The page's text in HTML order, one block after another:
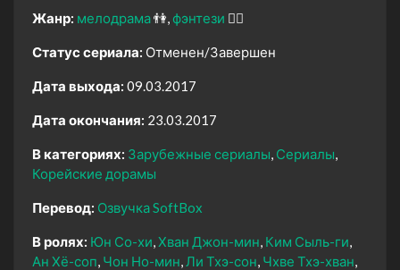
Жанр: мелодрама👫 фэнтези 🧝‍♂️
Статус сериала: Отменен/Завершен
Дата выхода: 09.03.2017
Дата окончания: 23.03.2017
В категориях: Зарубежные сериалы Сериалы
Корейские дорамы
Перевод: Озвучка SoftBox
В ролях: Юн Со-хи Хван Джон-мин Ким Сыль-ги
Ан Хё-соп Чон Но-мин Ли Тхэ-сон Чхве Тхэ-хван